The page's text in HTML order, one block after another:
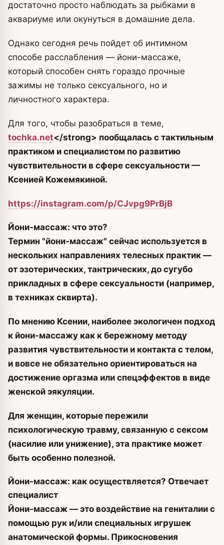
достаточно просто наблюдать за рыбками в
аквариуме или окунуться в домашние дела.
Однако сегодня речь пойдет об интимном
способе расслабления — йони-массаже,
который способен снять гораздо прочные
зажимы не только сексуального, но и
личностного характера.
Для того, чтобы разобраться в теме,
tochka.net</strong> пообщалась с тактильным
практиком и специалистом по развитию
чувствительности в сфере сексуальности —
Ксенией Кожемякиной.
https://instagram.com/p/CJvpg9PrBjB
Йони-массаж: что это?
Термин "йони-массаж" сейчас используется в
нескольких направлениях телесных практик —
от эзотерических, тантрических, до сугубо
прикладных в сфере сексуальности (например,
в техниках сквирта).
По мнению Ксении, наиболее экологичен подход
к йони-массажу как к бережному методу
развития чувствительности и контакта с телом,
и вовсе не обязательно ориентироваться на
достижение оргазма или спецэффектов в виде
женской эякуляции.
Для женщин, которые пережили
психологическую травму, связанную с сексом
(насилие или унижение), эта практике может
быть особенно полезной.
Йони-массаж: как осуществляется? Отвечает
специалист
Йони-массаж — это воздействие на гениталии с
помощью рук и/или специальных игрушек
анатомической формы. Прикосновения